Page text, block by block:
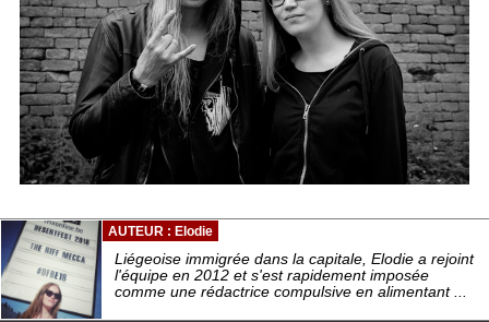
AUTEUR : Elodie
Liégeoise immigrée dans la capitale, Elodie a rejoint
l'équipe en 2012 et s'est rapidement imposée
comme une rédactrice compulsive en alimentant ...